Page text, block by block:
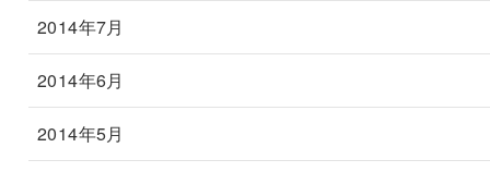
2014年7月
2014年6月
2014年5月